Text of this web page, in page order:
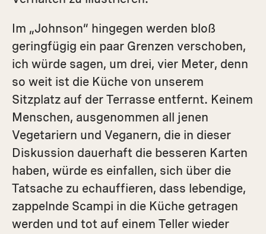
Im „Johnson“ hingegen werden bloß
geringfügig ein paar Grenzen verschoben,
ich würde sagen, um drei, vier Meter, denn
so weit ist die Küche von unserem
Sitzplatz auf der Terrasse entfernt. Keinem
Menschen, ausgenommen all jenen
Vegetariern und Veganern, die in dieser
Diskussion dauerhaft die besseren Karten
haben, würde es einfallen, sich über die
Tatsache zu echauffieren, dass lebendige,
zappelnde Scampi in die Küche getragen
werden und tot auf einem Teller wieder